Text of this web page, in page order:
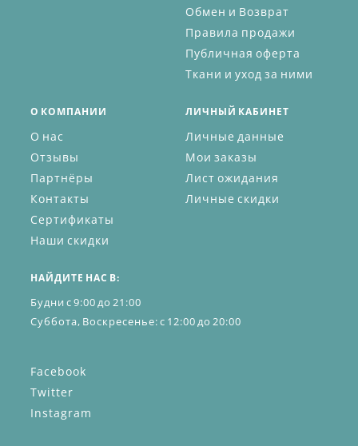
Обмен и Возврат
Правила продажи
Публичная оферта
Ткани и уход за ними
О КОМПАНИИ
О нас
Отзывы
Партнёры
Контакты
Сертификаты
Наши скидки
ЛИЧНЫЙ КАБИНЕТ
Личные данные
Мои заказы
Лист ожидания
Личные скидки
НАЙДИТЕ НАС В:
Будни с 9:00 до 21:00
Суббота, Воскресенье: с 12:00 до 20:00
Facebook
Twitter
Instagram